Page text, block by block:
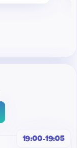
19:00-19:05